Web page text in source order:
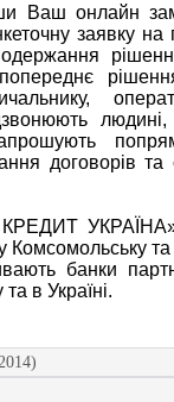
Ваш онлайн
заявку на
договорів
КРЕДИТ
та
банки
в Україні.